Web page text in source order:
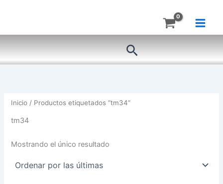
Buscar
Inicio / Productos etiquetados “tm34”
tm34
Mostrando el único resultado